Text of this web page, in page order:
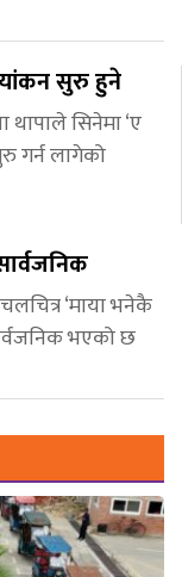
सुरु हुने
थापाले सिनेमा ‘ए
गर्न लागेको
‘माया भनेकै
भएको छ